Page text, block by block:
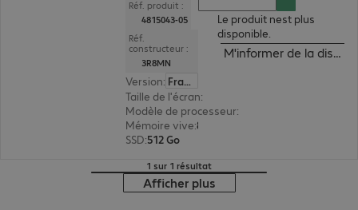
Réf. produit :
4815043-05
Réf.
constructeur :
3R8MN
Version:
Français
Taille de l'écran:
Modèle de processeur:
Mémoire vive:
SSD:512 Go
Le produit nest plus
disponible.
M'informer de la
1 sur 1 résultat
Afficher plus